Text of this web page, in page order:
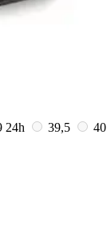
24h 39,5
40